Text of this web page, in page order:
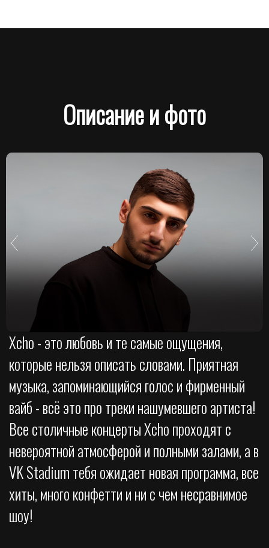
Описание и фото
Xcho - это любовь и те самые ощущения,
которые нельзя описать словами. Приятная
музыка, запоминающийся голос и фирменный
вайб - всё это про треки нашумевшего артиста!
Все столичные концерты Xcho проходят с
невероятной атмосферой и полными залами, а в
VK Stadium тебя ожидает новая программа, все
хиты, много конфетти и ни с чем несравнимое
шоу!